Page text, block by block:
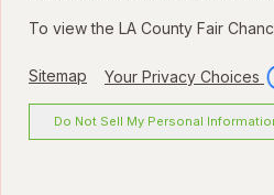
To view the LA County Fair
Sitemap Your Privacy Choices
Do Not Sell My Personal